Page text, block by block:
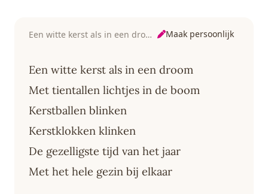
Een witte kerst als in een droom Maak persoonlijk
Een witte kerst als in een droom
Met tientallen lichtjes in de boom
Kerstballen blinken
Kerstklokken klinken
De gezelligste tijd van het jaar
Met het hele gezin bij elkaar